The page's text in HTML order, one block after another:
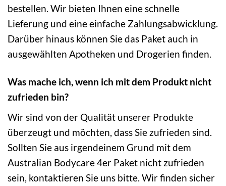
bestellen. Wir bieten Ihnen eine schnelle
Lieferung und eine einfache Zahlungsabwicklung.
Darüber hinaus können Sie das Paket auch in
ausgewählten Apotheken und Drogerien finden.
Was mache ich, wenn ich mit dem Produkt nicht
zufrieden bin?
Wir sind von der Qualität unserer Produkte
überzeugt und möchten, dass Sie zufrieden sind.
Sollten Sie aus irgendeinem Grund mit dem
Australian Bodycare 4er Paket nicht zufrieden
sein, kontaktieren Sie uns bitte. Wir finden sicher